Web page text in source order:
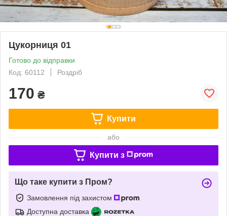
Цукорниця 01
Готово до відправки
Код: 60112
Роздріб
170 ₴
Купити
або
Купити з
Що таке купити з Пром?
Замовлення під захистом
Доступна доставка